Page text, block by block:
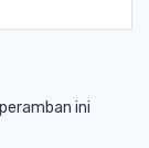
ini